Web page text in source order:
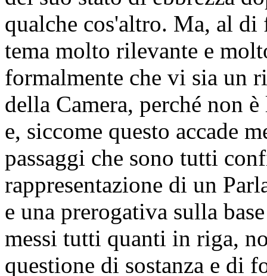
qualche cos'altro. Ma, al
tema molto rilevante e
formalmente che vi sia un
della Camera, perché non
e, siccome questo accade
passaggi che sono tutti
rappresentazione di un
e una prerogativa sulla
messi tutti quanti in riga,
questione di sostanza e di